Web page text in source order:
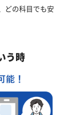
どの科目でも安
う時